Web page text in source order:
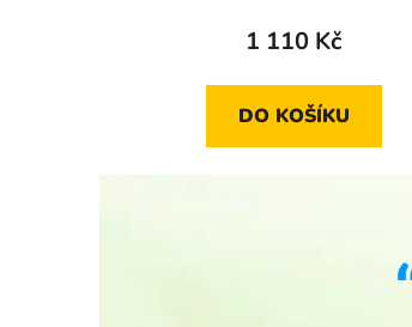
1 110 Kč
DO KOŠÍKU